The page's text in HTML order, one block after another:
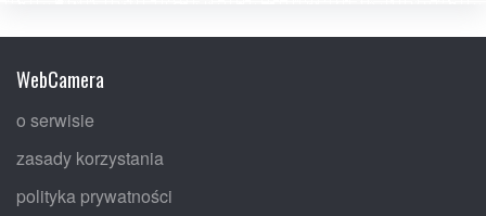
WebCamera
o serwisie
zasady korzystania
polityka prywatności